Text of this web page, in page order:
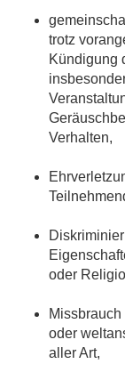
trotz
Kündigung
Verhalten,
oder
oder
aller Art,